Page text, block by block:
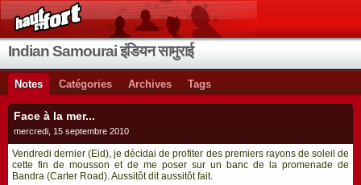
Indian Samourai इंडियन सामुराई
Notes Catégories Archives Tags
Face à la mer...
mercredi, 15 septembre 2010
Vendredi dernier (Eid), je décidai de profiter des premiers rayons de soleil de
cette fin de mousson et de me poser sur un banc de la promenade de
Bandra (Carter Road). Aussitôt dit aussitôt fait.